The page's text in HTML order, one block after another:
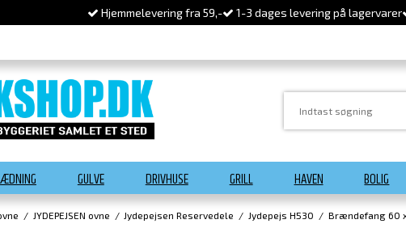
Hjemmelevering fra 59,- 1-3 dages levering på lagervarer
GULVE DRIVHUSE GRILL HAVEN BOLIG
/ JYDEPEJSEN ovne / Jydepejsen Reservedele / Jydepejs H530 / Brændefang 60